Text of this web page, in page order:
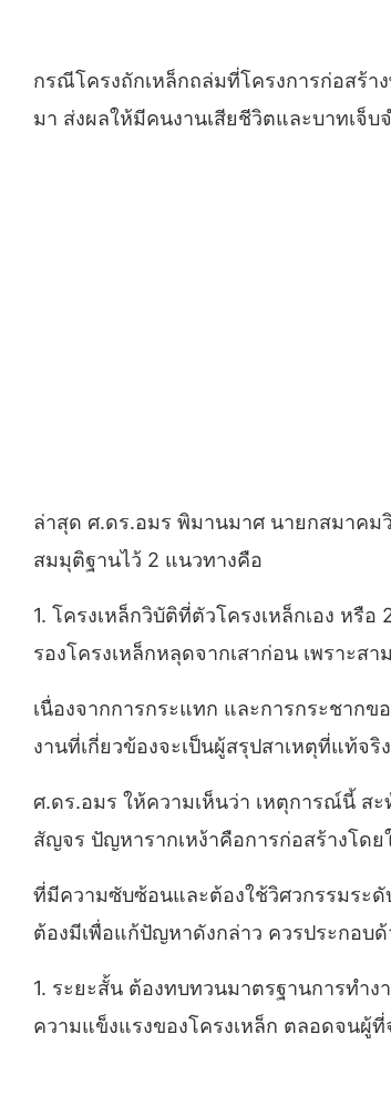
กรณีโครงถักเหล็กถล่มที่โครงการก่อสร้า
มา ส่งผลให้มีคนงานเสียชีวิตและบาทเจ็บ
ล่าสุด ศ.ดร.อมร พิมานมาศ นายกสมาคม
สมมุติฐานไว้ 2 แนวทางคือ
1. โครงเหล็กวิบัติที่ตัวโครงเหล็กเอง ห
รองโครงเหล็กหลุดจากเสาก่อน เพราะส
เนื่องจากการกระแทก และการกระชาก
งานที่เกี่ยวข้องจะเป็นผู้สรุปสาเหตุที่แท้จริ
ศ.ดร.อมร ให้ความเห็นว่า เหตุการณ์นี้ ส
สัญจร ปัญหารากเหง้าคือการก่อสร้างโดย
ที่มีความซับซ้อนและต้องใช้วิศวกรรมระดั
ต้องมีเพื่อแก้ปัญหาดังกล่าว ควรประกอบด้
1. ระยะสั้น ต้องทบทวนมาตรฐานการทำ
ความแข็งแรงของโครงเหล็ก ตลอดจนผู้